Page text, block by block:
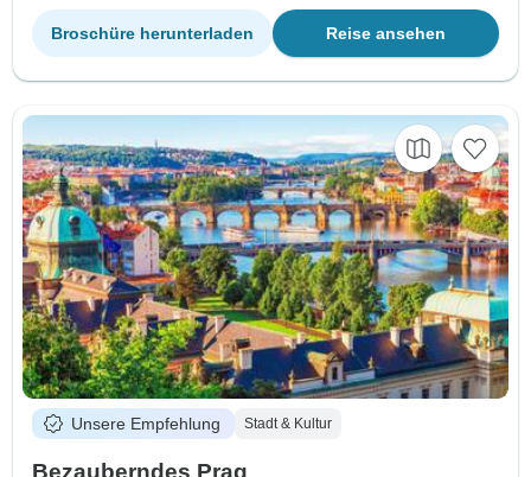
Reise ansehen
Broschüre herunterladen
Unsere Empfehlung Stadt & Kultur
Bezauberndes Prag